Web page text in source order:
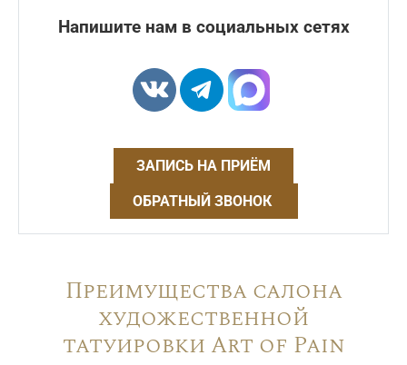
Напишите нам в социальных сетях
ЗАПИСЬ НА ПРИЁМ
ОБРАТНЫЙ ЗВОНОК
Преимущества салона
художественной
татуировки Art of Pain